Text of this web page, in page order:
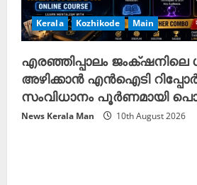
Kerala Kozhikode Main
എരഞ്ഞിപ്പാലം
അഴിക്കാൻ എൻഐടി
സംവിധാനം പൂർണമായി
News Kerala Man 10th August 2026